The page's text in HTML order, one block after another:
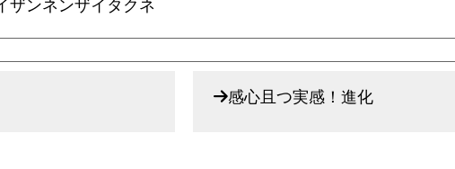
ザンネンザイタクネ
感心且つ実感！進化